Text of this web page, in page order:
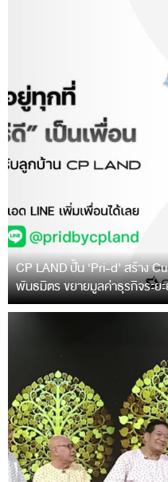
CP LAND ปั้น ‘Pri-d’ สร้าง
พันธมิตร ขยายมูลค่าธุรกิจระย